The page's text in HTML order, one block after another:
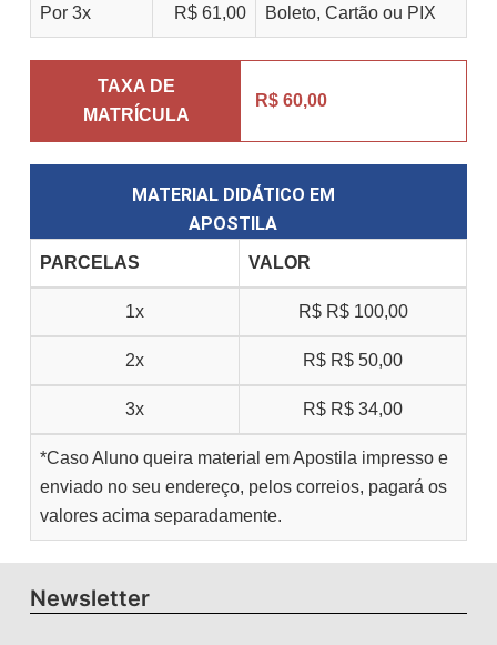
Por 3x R$ 61,00 Boleto, Cartão ou PIX
TAXA DE
MATRÍCULA
R$ 60,00
MATERIAL DIDÁTICO EM
APOSTILA
PARCELAS VALOR
1x R$ R$ 100,00
2x R$ R$ 50,00
3x R$ R$ 34,00
*Caso Aluno queira material em Apostila impresso e
enviado no seu endereço, pelos correios, pagará os
valores acima separadamente.
Newsletter